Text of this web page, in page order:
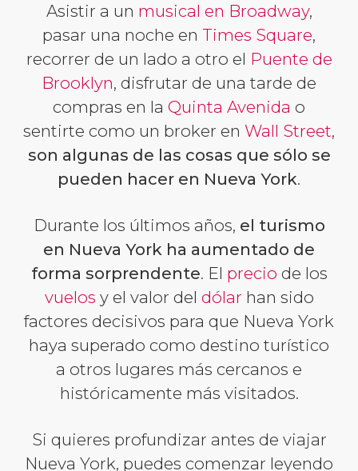
Asistir a un musical en Broadway,
pasar una noche en Times Square,
recorrer de un lado a otro el Puente de
Brooklyn, disfrutar de una tarde de
compras en la Quinta Avenida o
sentirte como un broker en Wall Street,
son algunas de las cosas que sólo se
pueden hacer en Nueva York.
Durante los últimos años, el turismo
en Nueva York ha aumentado de
forma sorprendente. El precio de los
vuelos y el valor del dólar han sido
factores decisivos para que Nueva York
haya superado como destino turístico
a otros lugares más cercanos e
históricamente más visitados.
Si quieres profundizar antes de viajar
Nueva York, puedes comenzar leyendo